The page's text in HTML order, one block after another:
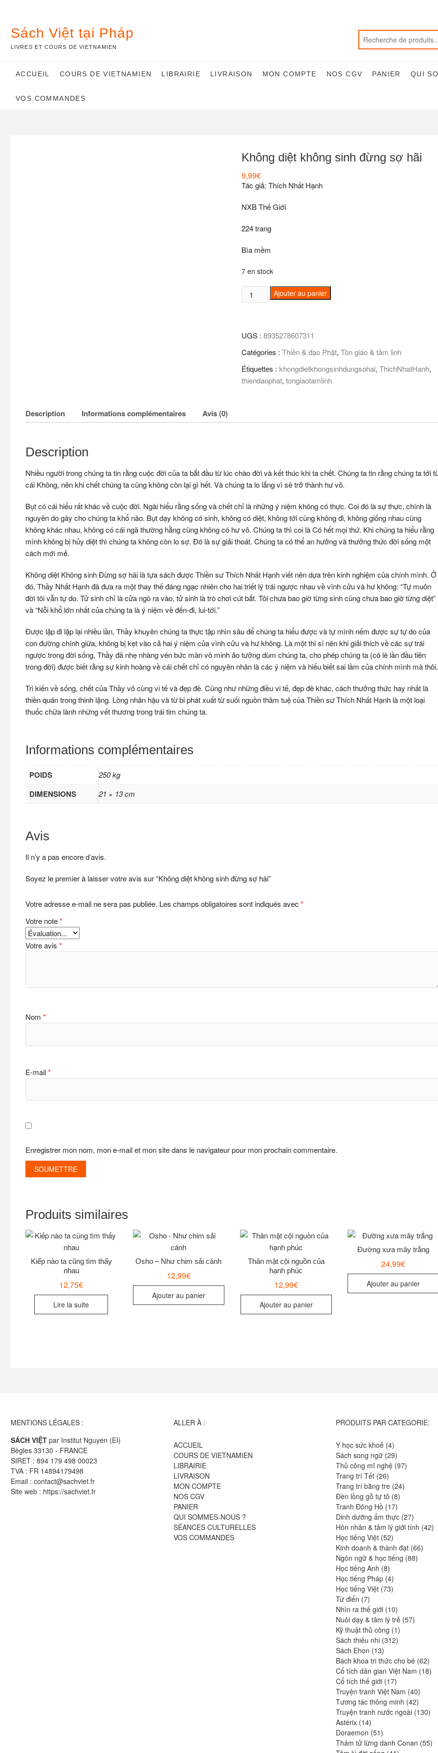
contentSách Việt tại Pháp
LIVRES ET COURS DE VIETNAMIEN
ACCUEIL COURS DE VIETNAMIEN LIBRAIRIE LIVRAISON MON COMPTE NOS CGV PANIER QUI
VOS COMMANDES
Không diệt không sinh đừng sợ hãi
9,99€
Tác giả: Thích Nhất Hạnh
NXB Thế Giới
224 trang
Bìa mềm
7 en stock
quantité
de
không
sinh
sợ
hãi
Ajouter au panier
UGS : 8935278607311
Catégories : Thiền & đạo Phật, Tôn giáo & tâm linh
Étiquettes : khongdietkhongsinhdungsohai, ThichNhatHanh,
thiendaophat, tongiaotamlinh
Description Informations complémentaires Avis (0)
Description
Nhiều người trong chúng ta tin rằng cuộc đời của ta bắt đầu từ lúc chào đời và kết thúc khi ta chết. Chúng ta tin rằng chúng ta tới
cái Không, nên khi chết chúng ta cũng không còn lại gì hết. Và chúng ta lo lắng vì sẽ trở thành hư vô.
Bụt có cái hiểu rất khác về cuộc đời. Ngài hiểu rằng sống và chết chỉ là những ý niệm không có thực. Coi đó là sự thực, chính là
nguyên do gây cho chúng ta khổ não. Bụt dạy không có sinh, không có diệt, không tới cũng không đi, không giống nhau cũng
không khác nhau, không có cái ngã thường hằng cũng không có hư vô. Chúng ta thì coi là Có hết mọi thứ. Khi chúng ta hiểu rằng
mình không bị hủy diệt thì chúng ta không còn lo sợ. Đó là sự giải thoát. Chúng ta có thể an hưởng và thưởng thức đời sống một
cách mới mẻ.
Không diệt Không sinh Đừng sợ hãi là tựa sách được Thiền sư Thích Nhất Hạnh viết nên dựa trên kinh nghiệm của chính mình. Ở
đó, Thầy Nhất Hạnh đã đưa ra một thay thế đáng ngạc nhiên cho hai triết lý trái ngược nhau về vĩnh cửu và hư không: “Tự muôn
đời tôi vẫn tự do. Tử sinh chỉ là cửa ngõ ra vào, tử sinh là trò chơi cút bắt. Tôi chưa bao giờ từng sinh cũng chưa bao giờ từng diệt”
và “Nỗi khổ lớn nhất của chúng ta là ý niệm về đến-đi, lui-tới.”
Được lặp đi lặp lại nhiều lần, Thầy khuyên chúng ta thực tập nhìn sâu để chúng ta hiểu được và tự mình nếm được sự tự do của
con đường chính giữa, không bị kẹt vào cả hai ý niệm của vĩnh cửu và hư không. Là một thi sĩ nên khi giải thích về các sự trái
ngược trong đời sống, Thầy đã nhẹ nhàng vén bức màn vô minh ảo tưởng dùm chúng ta, cho phép chúng ta (có lẽ lần đầu tiên
trong đời) được biết rằng sự kinh hoàng về cái chết chỉ có nguyên nhân là các ý niệm và hiểu biết sai lầm của chính mình mà thôi.
Tri kiến về sống, chết của Thầy vô cùng vi tế và đẹp đẽ. Cũng như những điều vi tế, đẹp đẽ khác, cách thưởng thức hay nhất là
thiền quán trong thinh lặng. Lòng nhân hậu và từ bi phát xuất từ suối nguồn thâm tuệ của Thiền sư Thích Nhất Hạnh là một loại
thuốc chữa lành những vết thương trong trái tim chúng ta.
Informations complémentaires
POIDS 250 kg
DIMENSIONS 21 × 13 cm
Avis
Il n’y a pas encore d’avis.
Soyez le premier à laisser votre avis sur “Không diệt không sinh đừng sợ hãi”
Votre adresse e-mail ne sera pas publiée. Les champs obligatoires sont indiqués avec *
Votre note*
Votre avis *
Nom *
E-mail*
Enregistrer mon nom, mon e-mail et mon site dans le navigateur pour mon prochain commentaire.
Produits similaires
Kiếp nào ta cũng tìm thấy
nhau
12,75€
Lire la suite
Osho – Như chim sải cánh
12,99€
Ajouter au panier
Thân mật cội nguồn của
hạnh phúc
12,99€
Ajouter au panier
Đường xưa mây trắng
24,99€
Ajouter au panier
MENTIONS LÉGALES :
SÁCH VIỆT par Institut Nguyen (EI)
Bègles 33130 - FRANCE
SIRET : 894 179 498 00023
TVA : FR 14894179498
Email : contact@sachviet.fr
Site web : https://sachviet.fr
ALLER À :
ACCUEIL
COURS DE VIETNAMIEN
LIBRAIRIE
LIVRAISON
MON COMPTE
NOS CGV
PANIER
QUI SOMMES-NOUS ?
SÉANCES CULTURELLES
VOS COMMANDES
PRODUITS PAR CATEGORIE:
Y học sức khoẻ 44
produits
Sách song ngữ 2929
produits
Thủ công mĩ nghệ 9797
Trang trí Tết 2626
produits
Trang trí bằng tre 2424
Đèn lồng gỗ tự tô 88
Tranh Đông Hồ 1717
produits
Dinh dưỡng ẩm thực 2727
produits
Hôn nhân & tâm lý giới tính 4242
Học tiếng Việt 5252
produits
Kinh doanh & thành đạt 6666
Ngôn ngữ & học tiếng 8888
Học tiếng Anh 88
produits
Học tiếng Pháp 44
produits
Học tiếng Việt 7373
Từ điển 77
produits
Nhìn ra thế giới 1010
produits
Nuôi dạy & tâm lý trẻ 5757
Kỹ thuật thủ công 11
produit
Sách thiếu nhi 312312
Sách Ehon 1313
produits
Bách khoa tri thức cho bé 6262
Cổ tích dân gian Việt Nam 1818
Cổ tích thế giới 1717
produits
Truyện tranh Việt Nam 4040
produits
Tương tác thông minh 4242
produits
Truyện tranh nước ngoài 130130
Astérix 1414
produits
Doraemon 5151
produits
Thám tử lừng danh Conan 5555